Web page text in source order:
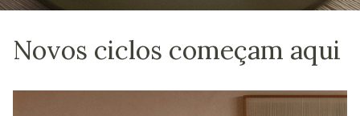
Novos ciclos começam aqui